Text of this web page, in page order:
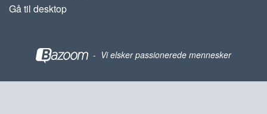
Gå til desktop
- Vi elsker passionerede mennesker